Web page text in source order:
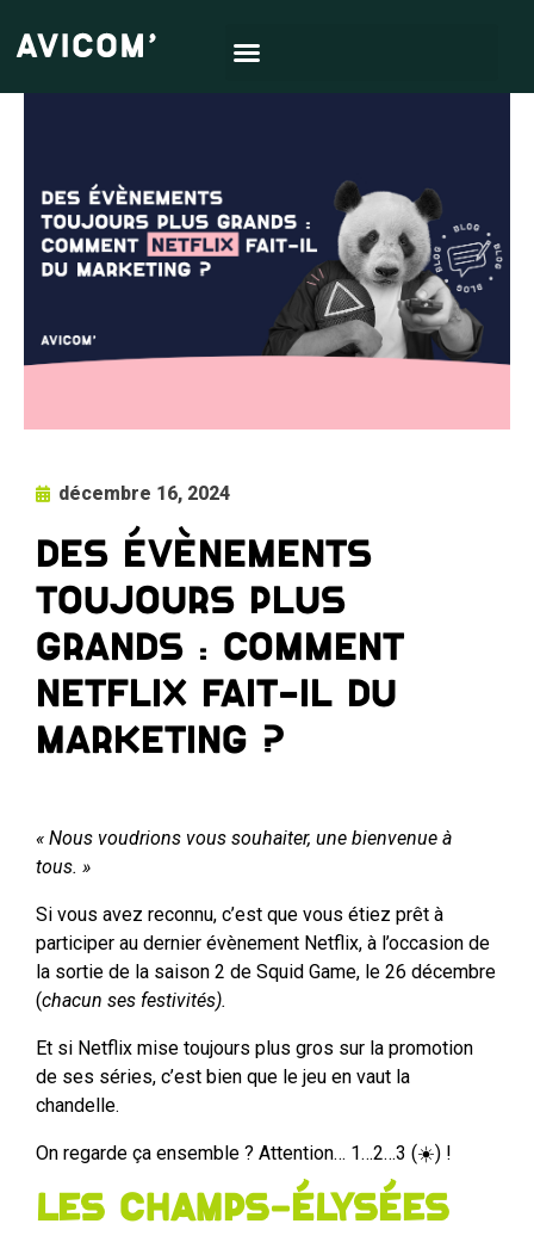
décembre 16, 2024
Des évènements
toujours plus
grands : Comment
Netflix fait-il du
marketing ?
« Nous voudrions vous souhaiter, une bienvenue à
tous. »
Si vous avez reconnu, c’est que vous étiez prêt à
participer au dernier évènement Netflix, à l’occasion de
la sortie de la saison 2 de Squid Game, le 26 décembre
(chacun ses festivités).
Et si Netflix mise toujours plus gros sur la promotion
de ses séries, c’est bien que le jeu en vaut la
chandelle.
On regarde ça ensemble ? Attention… 1…2…3 (☀️) !
Les Champs-Élysées